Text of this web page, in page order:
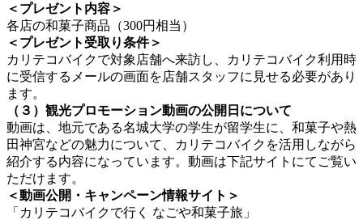
＜プレゼント内容＞
各店の和菓子商品（300円相当）
＜プレゼント受取り条件＞
カリテコバイクで対象店舗へ来訪し、カリテコバイク利用時
に受信するメールの画面を店舗スタッフに見せる必要があり
ます。
（３）観光プロモーション動画の公開日について
動画は、地元である名城大学の学生が留学生に、和菓子や熱
田神宮などの魅力について、カリテコバイクを活用しながら
紹介する内容になっています。動画は下記サイトにてご覧い
ただけます。
＜動画公開・キャンペーン情報サイト＞
「カリテコバイクで行く なごや和菓子旅」